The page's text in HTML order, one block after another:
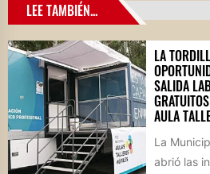
LEE TAMBIÉN...
LA
SALIDA
AULA
La
abrió las